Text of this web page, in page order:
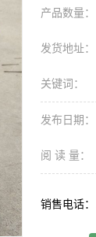
产品数量：
发货地址：
关键词：
发布日期：
阅 读 量：
销售电话：